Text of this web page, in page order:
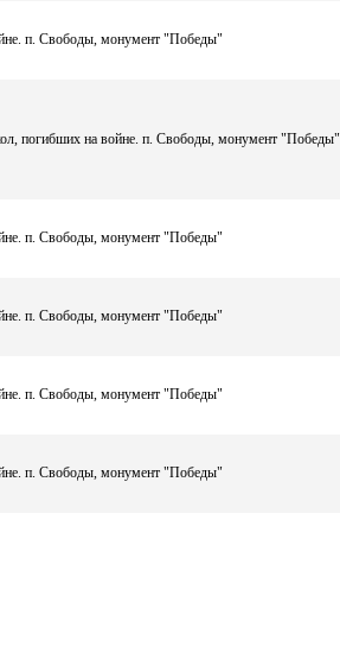
п. Свободы, монумент "Победы"
погибших на войне. п. Свободы, монумент "Победы"
п. Свободы, монумент "Победы"
п. Свободы, монумент "Победы"
п. Свободы, монумент "Победы"
п. Свободы, монумент "Победы"